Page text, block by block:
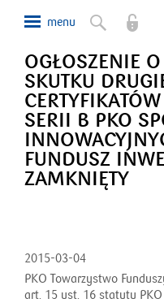
OGŁOSZENIE
SKUTKU
SERII B PKO
FUNDUSZ
ZAMKNIĘTY
2015-03-04
PKO Towarzystwo
art. 15 ust. 16 statutu PKO